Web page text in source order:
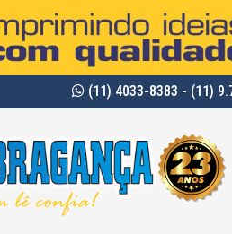
(11) 4033-8383 - (11)